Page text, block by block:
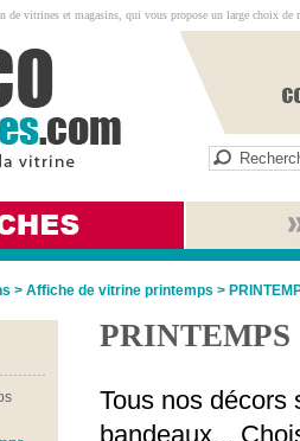
vitrines et magasins, qui vous propose un large choix de
> Affiche de vitrine printemps >
PRINTEMPS
Tous nos décors
bandeaux...